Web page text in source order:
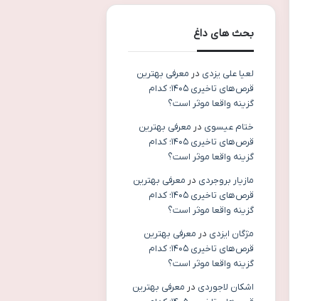
بحث های داغ
لعیا علی یزدی در معرفی بهترین
قرص‌های تاخیری ۱۴۰۵؛ کدام
گزینه واقعا موثر است؟
ختام عیسوی در معرفی بهترین
قرص‌های تاخیری ۱۴۰۵؛ کدام
گزینه واقعا موثر است؟
مازیار بروجردی در معرفی بهترین
قرص‌های تاخیری ۱۴۰۵؛ کدام
گزینه واقعا موثر است؟
مژگان ایزدی در معرفی بهترین
قرص‌های تاخیری ۱۴۰۵؛ کدام
گزینه واقعا موثر است؟
اشکان لاجوردی در معرفی بهترین